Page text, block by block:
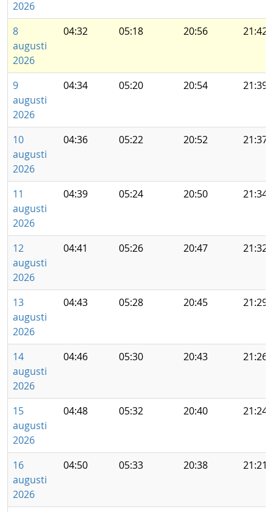
2026
8
augusti
2026
04:32 05:18 20:56 21:42
9
augusti
2026
04:34 05:20 20:54 21:39
10
augusti
2026
04:36 05:22 20:52 21:37
11
augusti
2026
04:39 05:24 20:50 21:34
12
augusti
2026
04:41 05:26 20:47 21:32
13
augusti
2026
04:43 05:28 20:45 21:29
14
augusti
2026
04:46 05:30 20:43 21:26
15
augusti
2026
04:48 05:32 20:40 21:24
16
augusti
2026
04:50 05:33 20:38 21:21